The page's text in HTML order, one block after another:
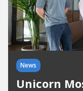
News
Unicorn